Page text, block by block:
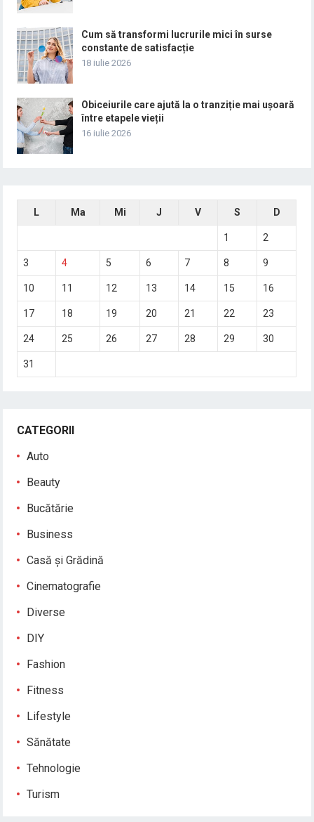
Cum să transformi lucrurile mici în surse
constante de satisfacție
18 iulie 2026
Obiceiurile care ajută la o tranziție mai ușoară
între etapele vieții
16 iulie 2026
L Ma Mi J V S D
1 2
3 4 5 6 7 8 9
10 11 12 13 14 15 16
17 18 19 20 21 22 23
24 25 26 27 28 29 30
31
CATEGORII
Auto
Beauty
Bucătărie
Business
Casă și Grădină
Cinematografie
Diverse
DIY
Fashion
Fitness
Lifestyle
Sănătate
Tehnologie
Turism